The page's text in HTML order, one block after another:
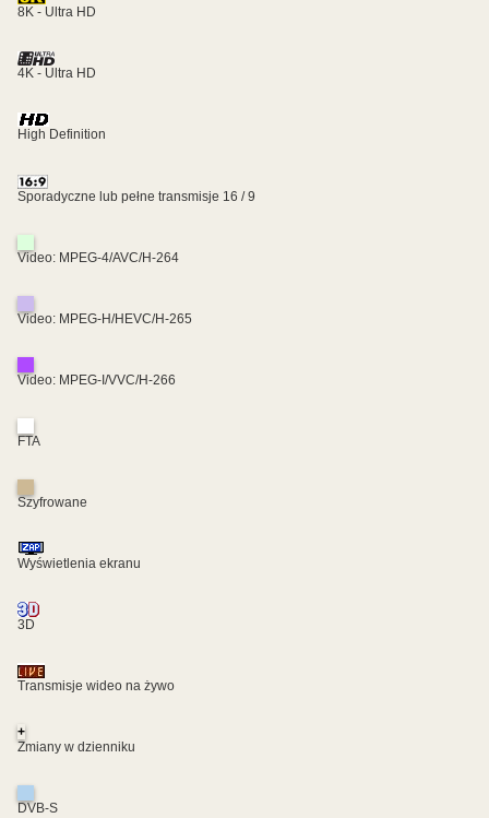
8K - Ultra HD
4K - Ultra HD
High Definition
Sporadyczne lub pełne transmisje 16 / 9
Video: MPEG-4/AVC/H-264
Video: MPEG-H/HEVC/H-265
Video: MPEG-I/VVC/H-266
FTA
Szyfrowane
Wyświetlenia ekranu
3D
Transmisje wideo na żywo
+
Zmiany w dzienniku
DVB-S